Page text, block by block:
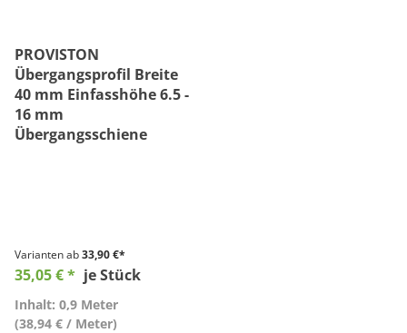
PROVISTON
Übergangsprofil Breite
40 mm Einfasshöhe 6.5 -
16 mm
Übergangsschiene
Varianten ab33,90 €*
35,05 € * je Stück
Inhalt: 0,9 Meter
(38,94 € / Meter)